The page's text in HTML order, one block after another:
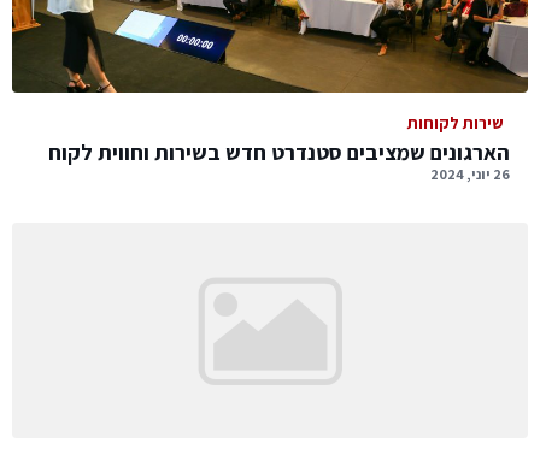
שירות לקוחות
הארגונים שמציבים סטנדרט חדש בשירות וחווית לקוח
26 יוני, 2024